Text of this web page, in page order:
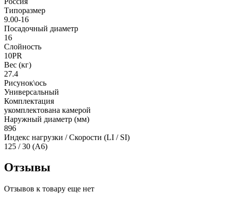
Типоразмер
9.00-16
Посадочный диаметр
16
Слойность
10PR
Вес (кг)
27.4
Рисунок\ось
Универсальный
Комплектация
укомплектована камерой
Наружный диаметр (мм)
896
Индекс нагрузки / Скорости (LI / SI)
125 / 30 (A6)
Отзывы
Отзывов к товару еще нет